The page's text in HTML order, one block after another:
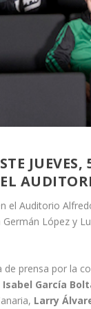
el Auditorio
López y
prensa por la
Isabel García
Larry